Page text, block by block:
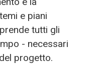
e piani
tutti gli
- necessari
progetto.